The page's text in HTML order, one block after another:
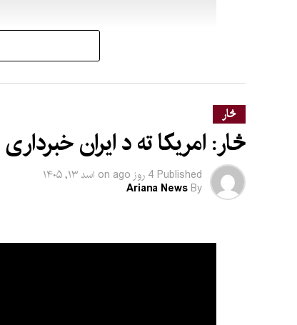
څار
څار: امریکا ته د ایران خبرداری
Published 4 روز ago on اسد ۱۳, ۱۴۰۵
By
Ariana News